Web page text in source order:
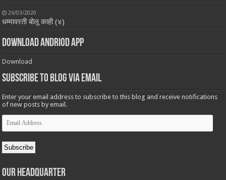
26/03/2020
धम्मावरती बोलू काही (४)
Download Andriod App
Download
Subscribe to Blog via Email
Enter your email address to subscribe to this blog and receive notifications
of new posts by email.
Email
Address
Subscribe
Our Headquarter